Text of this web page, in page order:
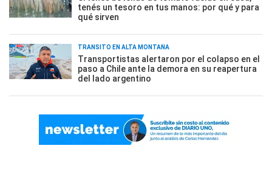
tenés un tesoro en tus manos: por qué y para
qué sirven
TRÁNSITO EN ALTA MONTAÑA
Transportistas alertaron por el colapso en el
paso a Chile ante la demora en su reapertura
del lado argentino